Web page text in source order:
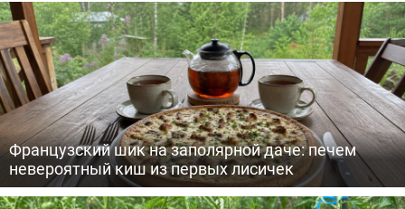
Французский шик на заполярной даче: печем
невероятный киш из первых лисичек